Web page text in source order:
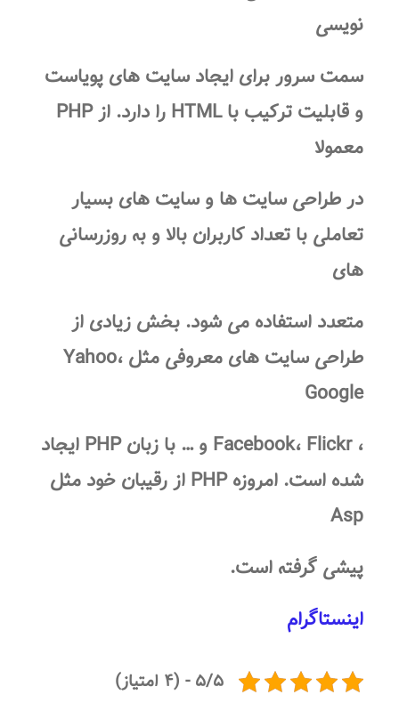
نویسی
سمت سرور برای ایجادسایت های پویاست
و قابلیت ترکیب با HTML را دارد. از PHP
معمولا
درطراحی سایت ها وسایت های بسیار
تعاملی با تعداد کاربران بالا و به روزرسانی
های
متعدد استفاده می شود. بخش زیادی از
طراحی سایت
های معروفی مثل Yahoo،
Google
، Facebook، Flickr و … با زبان
PHP ایجاد
شده است. امروزهPHP از رقیبان خود مثل
Asp
پیشی گرفته است.
اینستاگرام
۵/۵ - (۴ امتیاز)